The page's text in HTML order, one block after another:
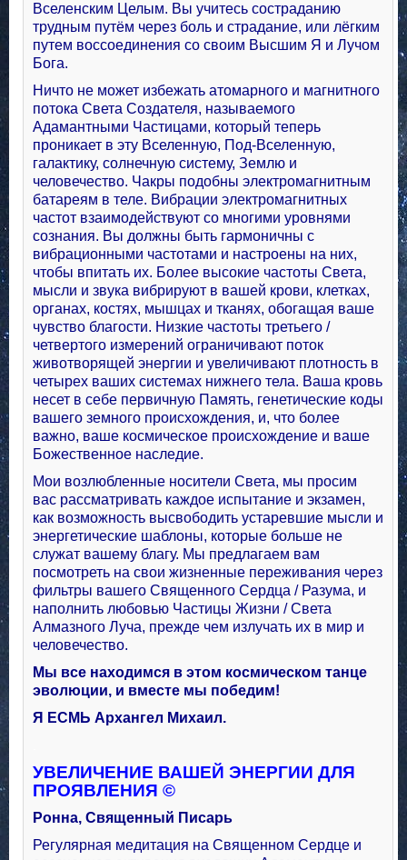
Вселенским Целым. Вы учитесь состраданию
трудным путём через боль и страдание, или лёгким
путем воссоединения со своим Высшим Я и Лучом
Бога.
Ничто не может избежать атомарного и магнитного
потока Света Создателя, называемого
Адамантными Частицами, который теперь
проникает в эту Вселенную, Под-Вселенную,
галактику, солнечную систему, Землю и
человечество. Чакры подобны электромагнитным
батареям в теле. Вибрации электромагнитных
частот взаимодействуют со многими уровнями
сознания. Вы должны быть гармоничны с
вибрационными частотами и настроены на них,
чтобы впитать их. Более высокие частоты Света,
мысли и звука вибрируют в вашей крови, клетках,
органах, костях, мышцах и тканях, обогащая ваше
чувство благости. Низкие частоты третьего /
четвертого измерений ограничивают поток
животворящей энергии и увеличивают плотность в
четырех ваших системах нижнего тела. Ваша кровь
несет в себе первичную Память, генетические коды
вашего земного происхождения, и, что более
важно, ваше космическое происхождение и ваше
Божественное наследие.
Мои возлюбленные носители Света, мы просим
вас рассматривать каждое испытание и экзамен,
как возможность высвободить устаревшие мысли и
энергетические шаблоны, которые больше не
служат вашему благу. Мы предлагаем вам
посмотреть на свои жизненные переживания через
фильтры вашего Священного Сердца / Разума, и
наполнить любовью Частицы Жизни / Света
Алмазного Луча, прежде чем излучать их в мир и
человечество.
Мы все находимся в этом космическом танце
эволюции, и вместе мы победим!
Я ЕСМЬ Архангел Михаил.
УВЕЛИЧЕНИЕ ВАШЕЙ ЭНЕРГИИ ДЛЯ
ПРОЯВЛЕНИЯ ©
Ронна, Священный Писарь
Регулярная медитация на Священном Сердце и